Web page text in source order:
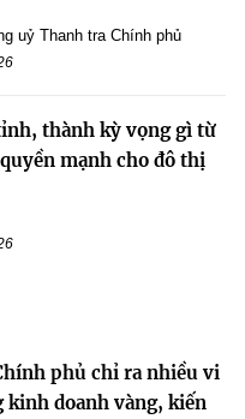
uỷ Thanh tra Chính phủ
thành kỳ vọng gì từ
mạnh cho đô thị
phủ chỉ ra nhiều vi
kinh doanh vàng, kiến